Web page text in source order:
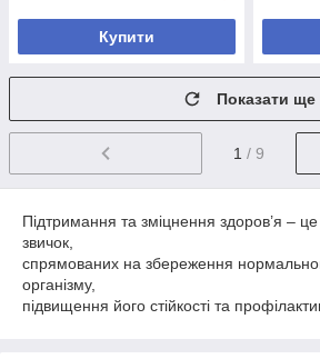
Купити
Показати ще
1 / 9
Підтримання та зміцнення здоров’я – це
звичок,
спрямованих на збереження
організму,
підвищення його стійкості та